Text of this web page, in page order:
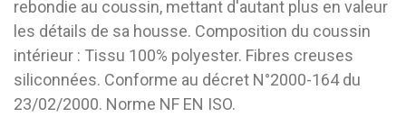
rebondie au coussin, mettant d'autant plus en valeur
les détails de sa housse. Composition du coussin
intérieur : Tissu 100% polyester. Fibres creuses
siliconnées. Conforme au décret N°2000-164 du
23/02/2000. Norme NF EN ISO.